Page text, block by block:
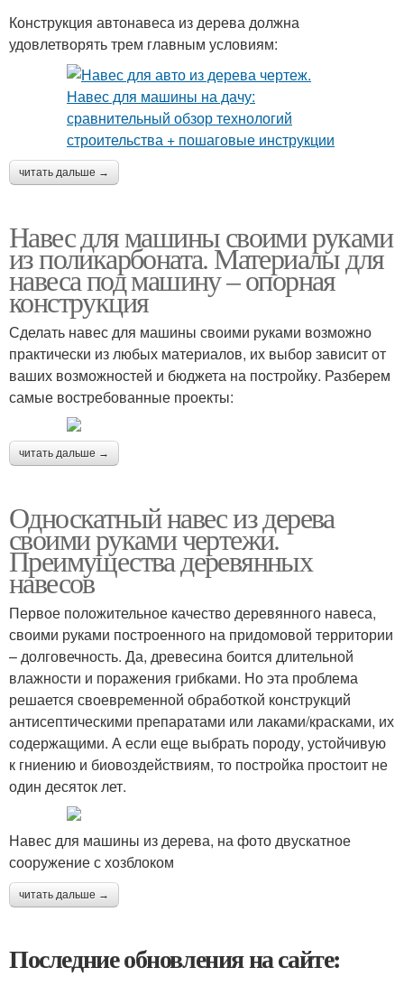
Конструкция автонавеса из дерева должна
удовлетворять трем главным условиям:
читать дальше →
Навес для машины своими руками
из поликарбоната. Материалы для
навеса под машину – опорная
конструкция
Сделать навес для машины своими руками возможно
практически из любых материалов, их выбор зависит от
ваших возможностей и бюджета на постройку. Разберем
самые востребованные проекты:
читать дальше →
Односкатный навес из дерева
своими руками чертежи.
Преимущества деревянных
навесов
Первое положительное качество деревянного навеса,
своими руками построенного на придомовой территории
– долговечность. Да, древесина боится длительной
влажности и поражения грибками. Но эта проблема
решается своевременной обработкой конструкций
антисептическими препаратами или лаками/красками, их
содержащими. А если еще выбрать породу, устойчивую
к гниению и биовоздействиям, то постройка простоит не
один десяток лет.
Навес для машины из дерева, на фото двускатное
сооружение с хозблоком
читать дальше →
Последние обновления на сайте: